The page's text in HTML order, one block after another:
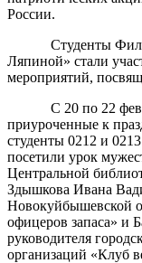
России.
Студенты
Ляпиной» стали
мероприятий,
С 20 по 22
приуроченные к
студенты 0212 и
посетили урок
Центральной
Здышкова Ивана
Новокуйбышевской
офицеров запаса» и
руководителя
организаций «Клуб